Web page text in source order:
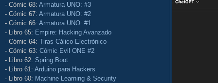
- Cómic 68: Armatura UNO: #3
- Cómic 67: Armatura UNO: #2
- Cómic 66: Armatura UNO: #1
- Libro 65: Empire: Hacking Avanzado
- Cómic 64: Tiras Cálico Electrónico
- Cómic 63: Cómic Evil ONE #2
- Libro 62: Spring Boot
- Libro 61: Arduino para Hackers
- Libro 60: Machine Learning & Security